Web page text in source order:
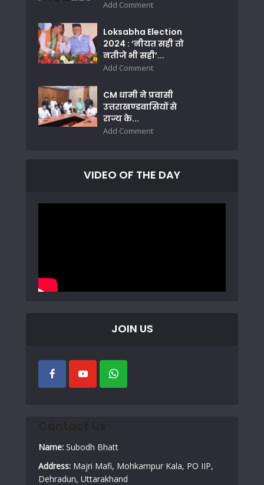
Add Comment
Loksabha Election
2024 : ‘नीयत सही तो
नतीजे भी सही’...
Add Comment
CM धामी ने प्रवासी
उत्तराखण्डवासियों से
राज्य के...
Add Comment
VIDEO OF THE DAY
JOIN US
Name: Subodh Bhatt
Address: Majri Mafi, Mohkampur Kala, PO IIP,
Dehradun, Uttarakhand